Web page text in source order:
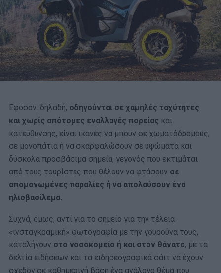
Εφόσον, δηλαδή, οδηγούνται σε χαμηλές ταχύτητες
και χωρίς απότομες εναλλαγές πορείας και
κατεύθυνσης, είναι ικανές να μπουν σε χωματόδρομους,
σε μονοπάτια ή να σκαρφαλώσουν σε υψώματα και
δύσκολα προσβάσιμα σημεία, γεγονός που εκτιμάται
από τους τουρίστες που θέλουν να φτάσουν σε
απομονωμένες παραλίες ή να απολαύσουν ένα
ηλιοβασίλεμα.
Συχνά, όμως, αντί για το σημείο για την τέλεια
«ινσταγκραμική» φωτογραφία με την γουρούνα τους,
καταλήγουν στο νοσοκομείο ή και στον θάνατο, με τα
δελτία ειδήσεων και τα ειδησεογραφικά σάιτ να έχουν
σχεδόν σε καθημερινή βάση ένα ανάλογο θέμα που